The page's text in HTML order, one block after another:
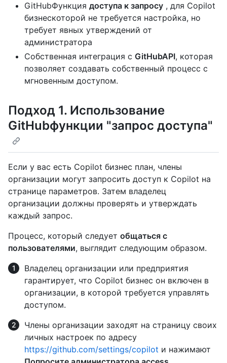
GitHubФункция доступа к запросу , для Copilot
бизнескоторой не требуется настройка, но
требует явных утверждений от
администратора
Собственная интеграция с GitHubAPI, которая
позволяет создавать собственный процесс с
мгновенным доступом.
Подход 1. Использование
GitHubфункции "запрос доступа"
Если у вас есть Copilot бизнес план, члены
организации могут запросить доступ к Copilot на
странице параметров. Затем владелец
организации должны проверять и утверждать
каждый запрос.
Процесс, который следует общаться с
пользователями, выглядит следующим образом.
Владелец организации или предприятия
гарантирует, что Copilot бизнес он включен в
организации, в которой требуется управлять
доступом.
Члены организации заходят на страницу своих
личных настроек по адресу
https://github.com/settings/copilot и нажимают